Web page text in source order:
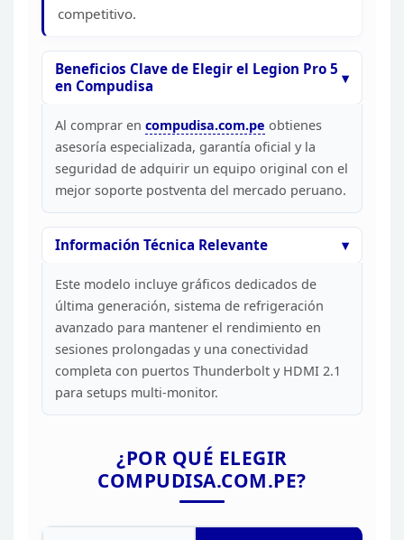
CORRIENTE
IDIOMA DE TECLADO
DIMENSIONES
26.34 cm
SISTEMA OPERATIVO
WINDOWS 11 HOME SL
IDIOMA
COMENTARIOS
competitivo.
Beneficios Clave de Elegir el Legion Pro 5
en Compudisa
Al comprar en compudisa.com.pe obtienes
asesoría especializada, garantía oficial y la
seguridad de adquirir un equipo original con el
mejor soporte postventa del mercado peruano.
Información Técnica Relevante
Este modelo incluye gráficos dedicados de
última generación, sistema de refrigeración
avanzado para mantener el rendimiento en
sesiones prolongadas y una conectividad
completa con puertos Thunderbolt yHDMI 2.1
para setups multi-monitor.
¿POR QUÉ ELEGIR
COMPUDISA.COM.PE?